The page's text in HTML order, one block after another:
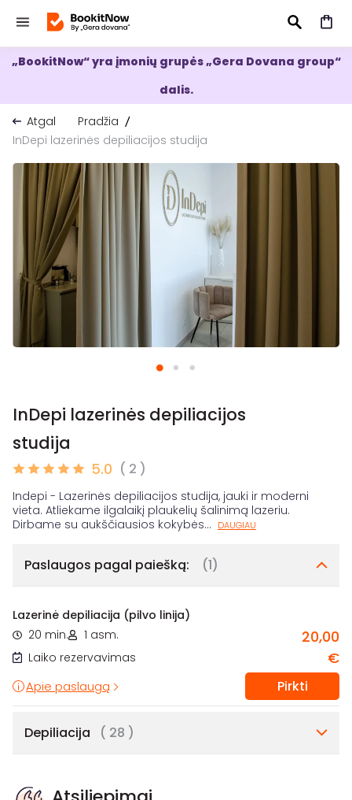
IEŠKOTI
„BookitNow“ yra įmonių grupės „Gera Dovana group“
dalis.
Atgal
Pradžia
InDepi lazerinės depiliacijos studija
InDepi lazerinės depiliacijos
studija
5.0 ( 2 )
Indepi - Lazerinės depiliacijos studija, jauki ir moderni
vieta. Atliekame ilgalaikį plaukelių šalinimą lazeriu.
Dirbame su aukščiausios kokybės... DAUGIAU
Paslaugos pagal paiešką: (1)
Lazerinė depiliacija (pilvo linija)
20 min.
1 asm.
Laiko rezervavimas
20,00
€
Apie paslaugą Pirkti
Depiliacija ( 28 )